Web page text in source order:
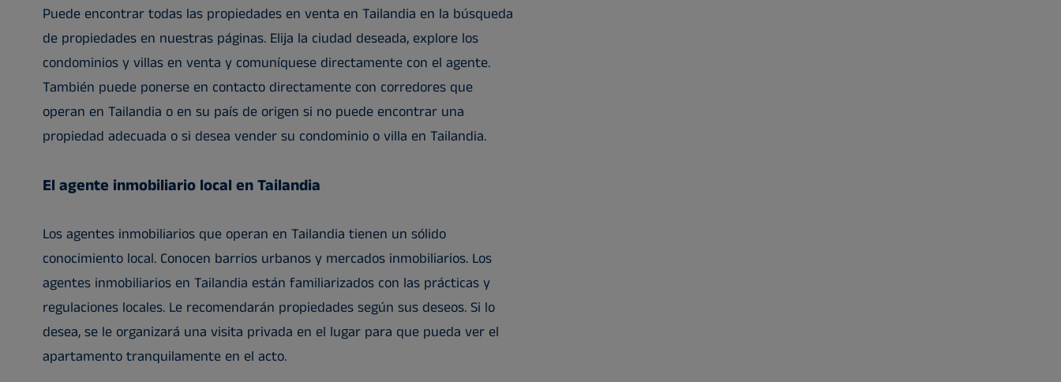
Puede encontrar todas las propiedades en venta en Tailandia en la búsqueda
de propiedades en nuestras páginas. Elija la ciudad deseada, explore los
condominios y villas en venta y comuníquese directamente con el agente.
También puede ponerse en contacto directamente con corredores que
operan en Tailandia o en su país de origen si no puede encontrar una
propiedad adecuada o si desea vender su condominio o villa en Tailandia.
El agente inmobiliario local en Tailandia
Los agentes inmobiliarios que operan en Tailandia tienen un sólido
conocimiento local. Conocen barrios urbanos y mercados inmobiliarios. Los
agentes inmobiliarios en Tailandia están familiarizados con las prácticas y
regulaciones locales. Le recomendarán propiedades según sus deseos. Si lo
desea, se le organizará una visita privada en el lugar para que pueda ver el
apartamento tranquilamente en el acto.